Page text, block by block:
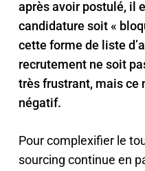
après avoir postulé, il
candidature soit «
cette forme de liste
recrutement ne soit
très frustrant, mais ce
négatif.
Pour complexifier le
sourcing continue en